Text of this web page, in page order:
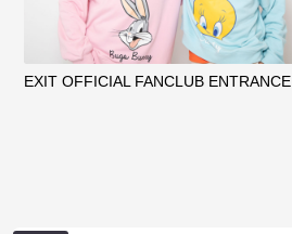
EXIT OFFICIAL FANCLUB ENTRANCE